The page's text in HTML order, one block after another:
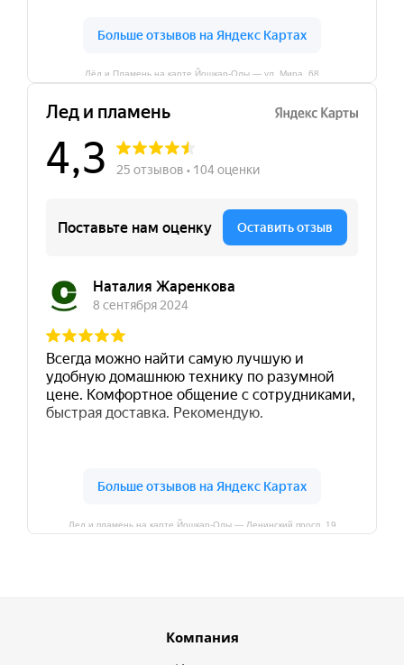
Лёд и Пламень на карте Йошкар‑Олы — ул. Мира, 68
Лед и пламень на карте Йошкар‑Олы — Ленинский просп.,19
Компания